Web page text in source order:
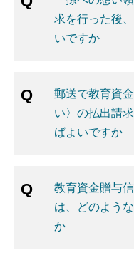
求を行った後
いですか
郵送で教育資
い〉の払出請
ばよいですか
教育資金贈与
は、どのよう
か